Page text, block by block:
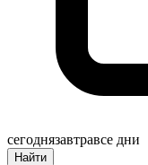
сегоднязавтравсе дни
Найти